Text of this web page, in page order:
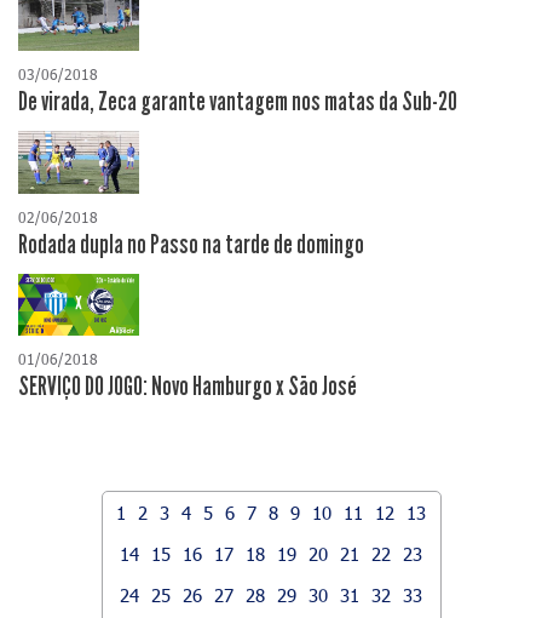
03/06/2018
De virada, Zeca garante vantagem nos matas da Sub-20
02/06/2018
Rodada dupla no Passo na tarde de domingo
01/06/2018
SERVIÇO DO JOGO: Novo Hamburgo x São José
1 2 3 4 5 6 7 8 9 10 11 12
13
14
15 16 17 18 19 20 21 22
23
24
25 26 27 28 29 30 31 32
33